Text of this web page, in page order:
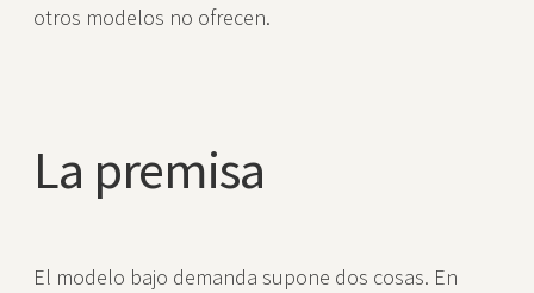
otros modelos no ofrecen.
La premisa
El modelo bajo demanda supone dos cosas. En